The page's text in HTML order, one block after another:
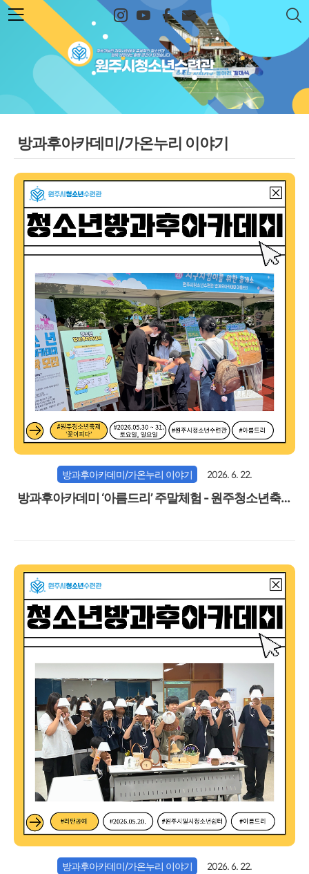
본문 바로가기
원주시청소년수련관
방과후아카데미/가온누리 이야기
방과후아카데미/가온누리 이야기 2026. 6. 22.
방과후아카데미 ‘아름드리’ 주말체험 - 원주청소년축제
방과후아카데미/가온누리 이야기 2026. 6. 22.